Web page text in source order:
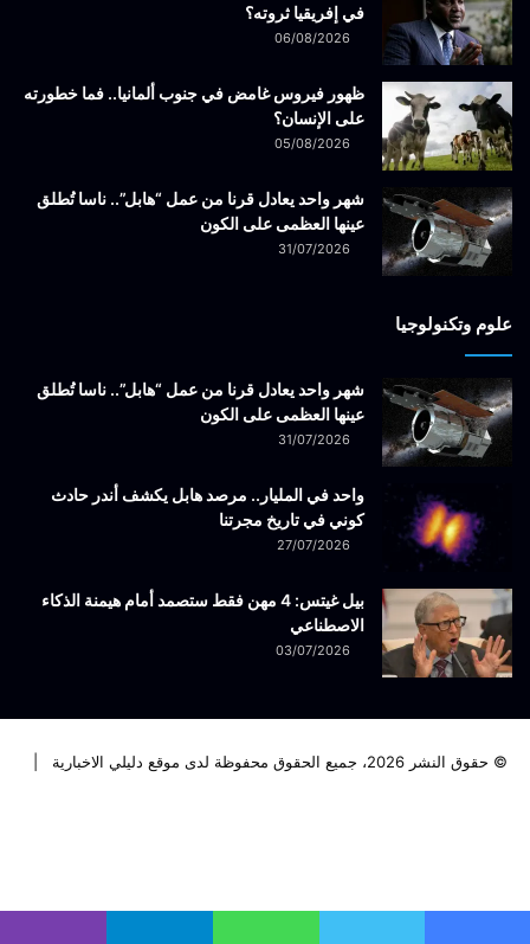
في إفريقيا ثروته؟
06/08/2026
ظهور فيروس غامض في جنوب ألمانيا.. فما خطورته
على الإنسان؟
05/08/2026
شهر واحد يعادل قرنا من عمل “هابل”.. ناسا تُطلق
عينها العظمى على الكون
31/07/2026
علوم وتكنولوجيا
شهر واحد يعادل قرنا من عمل “هابل”.. ناسا تُطلق
عينها العظمى على الكون
31/07/2026
واحد في المليار.. مرصد هابل يكشف أندر حادث
كوني في تاريخ مجرتنا
27/07/2026
بيل غيتس: 4 مهن فقط ستصمد أمام هيمنة الذكاء
الاصطناعي
03/07/2026
© حقوق النشر 2026، جميع الحقوق محفوظة لدى موقع دليلي الاخبارية |